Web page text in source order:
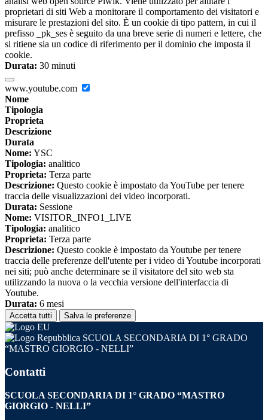
proprietari di siti Web a monitorare il comportamento dei visitatori e
misurare le prestazioni del sito. È un cookie di tipo pattern, in cui il
prefisso _pk_ses è seguito da una breve serie di numeri e lettere, che
si ritiene sia un codice di riferimento per il dominio che imposta il
cookie.
Durata: 30 minuti
www.youtube.com
Nome
Tipologia
Proprieta
Descrizione
Durata
Nome: YSC
Tipologia: analitico
Proprieta: Terza parte
Descrizione: Questo cookie è impostato da YouTube per tenere
traccia delle visualizzazioni dei video incorporati.
Durata: Sessione
Nome: VISITOR_INFO1_LIVE
Tipologia: analitico
Proprieta: Terza parte
Descrizione: Questo cookie è impostato da Youtube per tenere
traccia delle preferenze dell'utente per i video di Youtube incorporati
nei siti; può anche determinare se il visitatore del sito web sta
utilizzando la nuova o la vecchia versione dell'interfaccia di
Youtube.
Durata: 6 mesi
Accetta tutti Salva le preferenze
SCUOLA SECONDARIA DI 1° GRADO
“MASTRO GIORGIO - NELLI”
Contatti
SCUOLA SECONDARIA DI 1° GRADO “MASTRO
GIORGIO - NELLI”